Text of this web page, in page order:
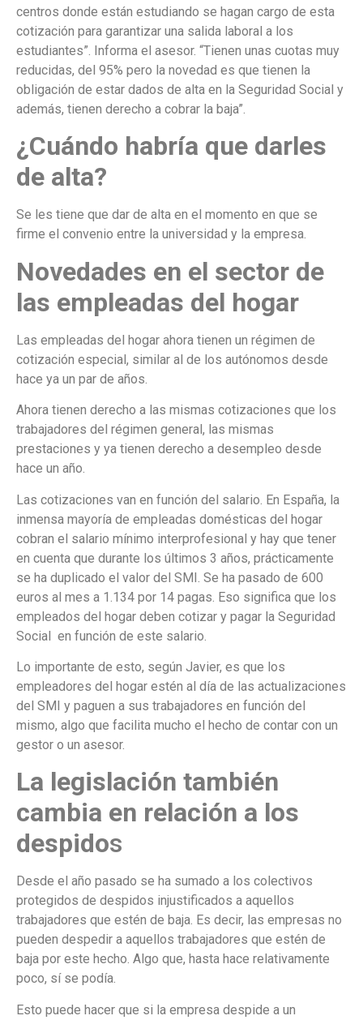
centros donde están estudiando se hagan cargo de esta
cotización para garantizar una salida laboral a los
estudiantes”. Informa el asesor. “Tienen unas cuotas muy
reducidas, del 95% pero la novedad es que tienen la
obligación de estar dados de alta en la Seguridad Social y
además, tienen derecho a cobrar la baja”.
¿Cuándo habría que darles
de alta?
Se les tiene que dar de alta en el momento en que se
firme el convenio entre la universidad y la empresa.
Novedades en el sector de
las empleadas del hogar
Las empleadas del hogar ahora tienen un régimen de
cotización especial, similar al de los autónomos desde
hace ya un par de años.
Ahora tienen derecho a las mismas cotizaciones que los
trabajadores del régimen general, las mismas
prestaciones y ya tienen derecho a desempleo desde
hace un año.
Las cotizaciones van en función del salario. En España, la
inmensa mayoría de empleadas domésticas del hogar
cobran el salario mínimo interprofesional y hay que tener
en cuenta que durante los últimos 3 años, prácticamente
se ha duplicado el valor del SMI. Se ha pasado de 600
euros al mes a 1.134 por 14 pagas. Eso significa que los
empleados del hogar deben cotizar y pagar la Seguridad
Social en función de este salario.
Lo importante de esto, según Javier, es que los
empleadores del hogar estén al día de las actualizaciones
del SMI y paguen a sus trabajadores en función del
mismo, algo que facilita mucho el hecho de contar con un
gestor o un asesor.
La legislación también
cambia en relación a los
despidos
Desde el año pasado se ha sumado a los colectivos
protegidos de despidos injustificados a aquellos
trabajadores que estén de baja. Es decir, las empresas no
pueden despedir a aquellos trabajadores que estén de
baja por este hecho. Algo que, hasta hace relativamente
poco, sí se podía.
Esto puede hacer que si la empresa despide a un